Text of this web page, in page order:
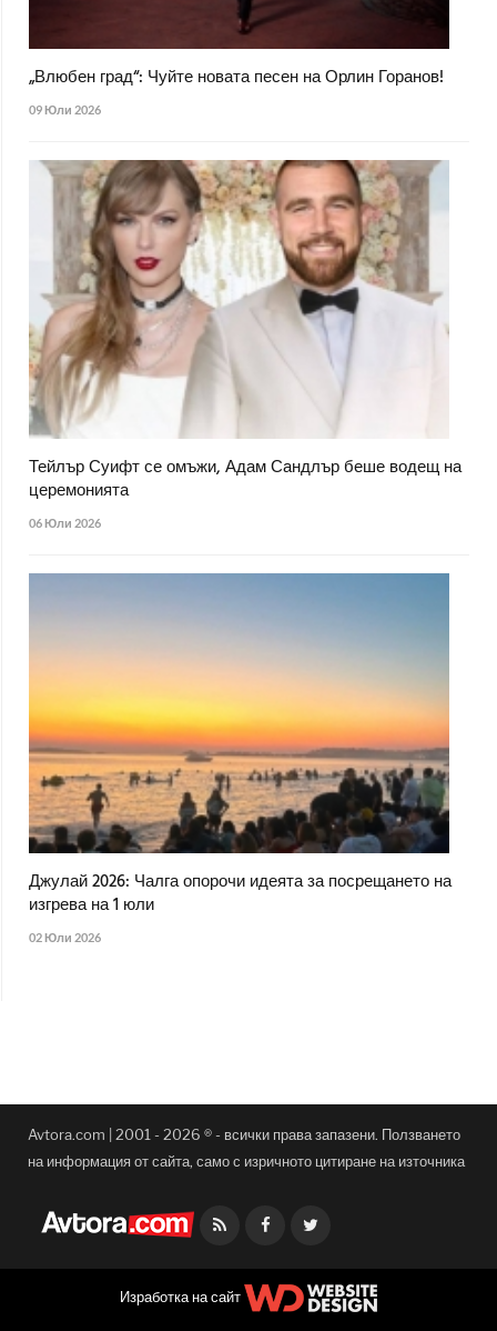
„Влюбен град“: Чуйте новата песен на Орлин Горанов!
09 Юли 2026
Тейлър Суифт се омъжи, Адам Сандлър беше водещ на
церемонията
06 Юли 2026
Джулай 2026: Чалга опорочи идеята за посрещането на
изгрева на 1 юли
02 Юли 2026
Avtora.com | 2001 - 2026 ® - всички права запазени. Ползването
на информация от сайта, само с изричното цитиране на източника
Facebook
Изработка на сайт